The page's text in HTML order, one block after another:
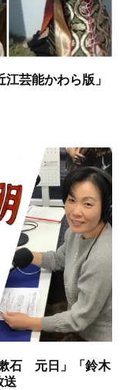
芸能かわら版」
石 元日」「鈴木